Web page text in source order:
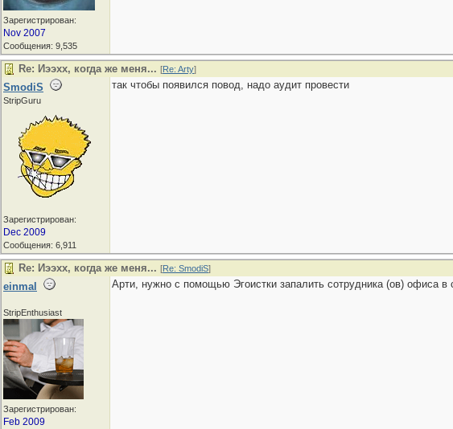
Зарегистрирован:
Nov 2007
Сообщения: 9,535
Re: Иээхх, когда же меня... [Re: Arty]
SmodiS
StripGuru
Зарегистрирован:
Dec 2009
Сообщения: 6,911
так чтобы появился повод, надо аудит провести
Re: Иээхх, когда же меня... [Re: SmodiS]
einmal
StripEnthusiast
Зарегистрирован:
Feb 2009
Арти, нужно с помощью Эгоистки запалить сотрудника (ов) офиса в